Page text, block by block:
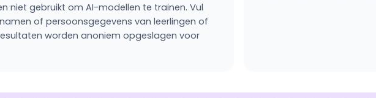
niet gebruikt om AI-modellen te trainen. Vul
of persoonsgegevens van leerlingen of
worden anoniem opgeslagen voor